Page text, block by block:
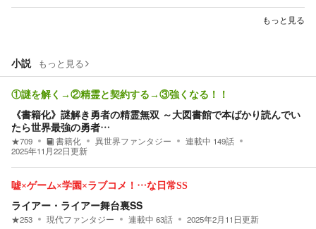
もっと見る
小説 もっと見る
①謎を解く→②精霊と契約する→③強くなる！！
《書籍化》謎解き勇者の精霊無双 ～大図書館で本ばかり読んでい
たら世界最強の勇者…
★709 書籍化 異世界ファンタジー 連載中 149話
2025年11月22日更新
嘘×ゲーム×学園×ラブコメ！…な日常SS
ライアー・ライアー舞台裏SS
★253 現代ファンタジー 連載中 63話 2025年2月11日更新